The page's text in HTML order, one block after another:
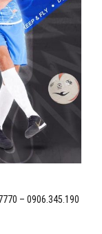
– 0906.345.190